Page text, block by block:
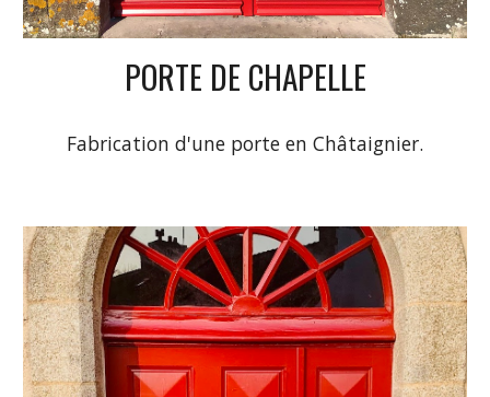
PORTE DE CHAPELLE
Fabrication d'une porte en Châtaignier.